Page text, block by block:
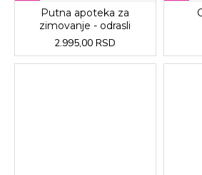
Putna apoteka za
zimovanje - odrasli
2.995,00 RSD